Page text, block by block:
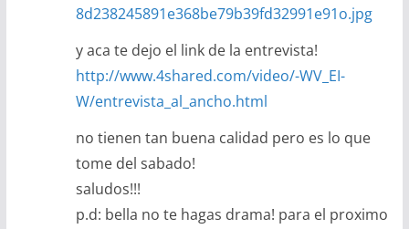
8d238245891e368be79b39fd32991e91o.jpg
y aca te dejo el link de la entrevista!
http://www.4shared.com/video/-WV_EI-
W/entrevista_al_ancho.html
no tienen tan buena calidad pero es lo que
tome del sabado!
saludos!!!
p.d: bella no te hagas drama! para el proximo